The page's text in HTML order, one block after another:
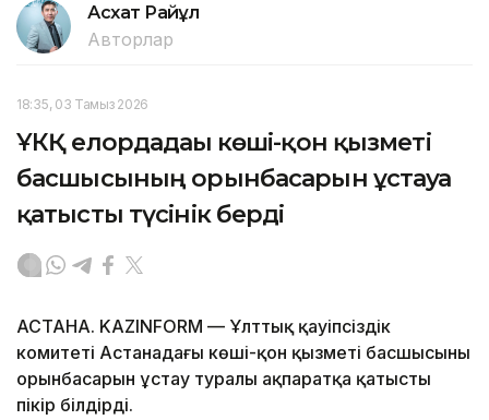
Асхат Райқұл
Авторлар
18:35, 03 Тамыз 2026
ҰКҚ елордадағы көші-қон қызметі
басшысының орынбасарын ұстауға
қатысты түсінік берді
АСТАНА. KAZINFORM — Ұлттық қауіпсіздік
комитеті Астанадағы көші-қон қызметі басшысының
орынбасарын ұстау туралы ақпаратқа қатысты
пікір білдірді.